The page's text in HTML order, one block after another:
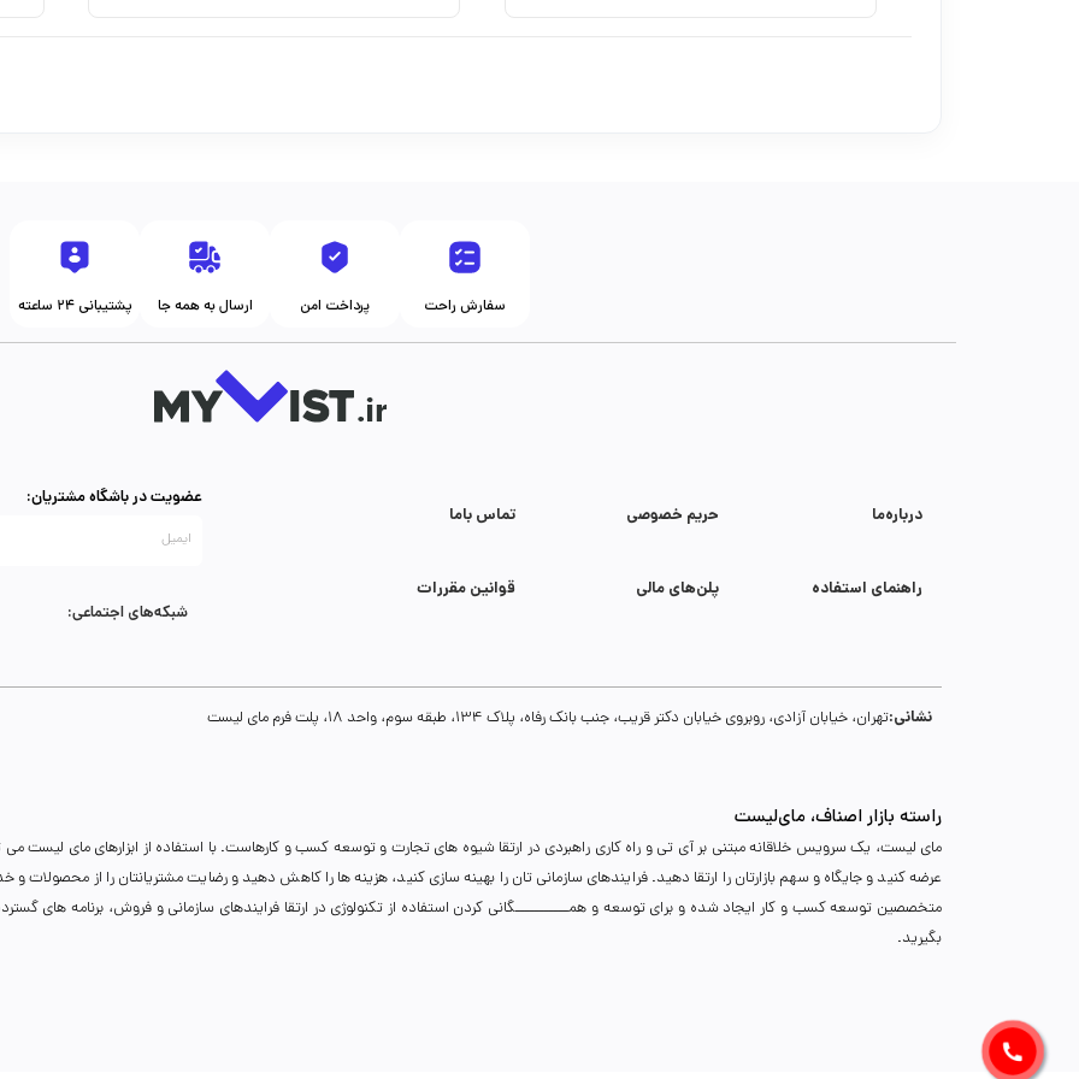
سفارش راحت پرداخت امن ارسال به همه جا پشتیبانی ۲۴ ساعته
درباره‌ما حریم خصوصی تماس با‌ما
راهنمای استفاده پلن‌های مالی قوانین مقررات
عضویت در باشگاه مشتریان:
شبکه‌های اجتماعی:
نشانی:تهران، خیابان آزادی، روبروی خیابان دکتر قریب، جنب بانک رفاه، پلاک 134، طبقه سوم، واحد 18، پلت فرم مای لیست
راسته بازار اصناف، مای‌لیست
مای لیست، یک سرویس خلاقانه مبتنی بر آی تی و راه کاری راهبردی در ارتقا شیوه های تجارت و توسعه کسب و کارهاست. با استفاده از ابزارهای مای لیست
عرضه کنید و جایگاه و سهم بازارتان را ارتقا دهید. فرایندهای سازمانی تان را بهینه سازی کنید، هزینه ها را کاهش دهید و رضایت مشتریانتان را از محصولات
متخصصین توسعه کسب و کار ایجاد شده و برای توسعه و همـــــــــــگانی کردن استفاده از تکنولوژی در ارتقا فرایندهای سازمانی و فروش، برنامه های
بگیرید.